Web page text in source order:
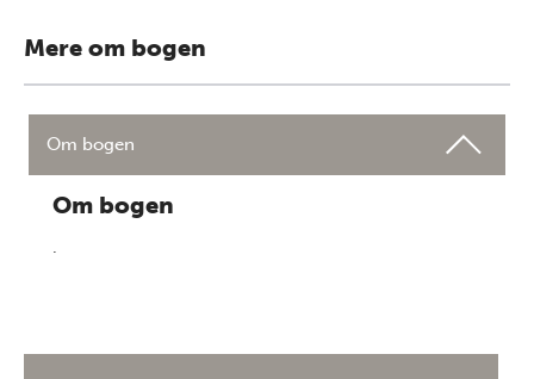
Mere om bogen
Om bogen
Om bogen
.